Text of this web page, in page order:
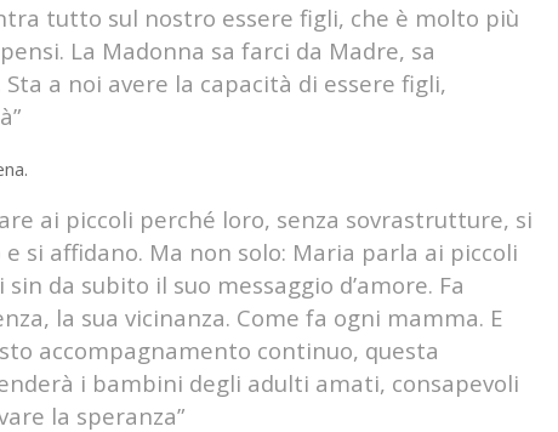
tutto sul nostro essere figli, che è molto più
La Madonna sa farci da Madre, sa
a noi avere la capacità di essere figli,
ai piccoli perché loro, senza sovrastrutture, si
si affidano. Ma non solo: Maria parla ai piccoli
da subito il suo messaggio d’amore. Fa
la sua vicinanza. Come fa ogni mamma. E
accompagnamento continuo, questa
i bambini degli adulti amati, consapevoli
la speranza”